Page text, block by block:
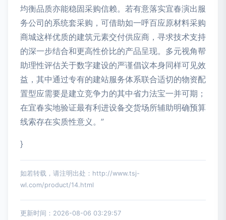
均衡品质亦能稳固采购信赖。若有意落实宜春演出服
务公司的系统套采购，可借助如一呼百应原材料采购
商城这样优质的建筑元素交付供应商，寻求技术支持
的深一步结合和更高性价比的产品呈现。多元视角帮
助理性评估关于数字建设的严谨倡议本身同样可见效
益，其中通过专有的建站服务体系联合适切的物资配
置型应需要是建立竞争力的其中省力法宝一并可期；
在宜春实地验证最有利进设备交货场所辅助明确预算
线索存在实质性意义。”
}
如若转载，请注明出处：http://www.tsj-
wl.com/product/14.html
更新时间：2026-08-06 03:29:57